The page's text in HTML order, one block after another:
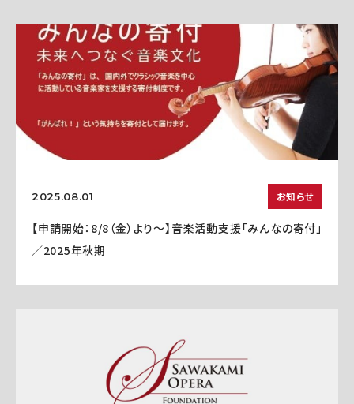
2025.08.01 お知らせ
【申請開始：8/8（金）より～】音楽活動支援「みんなの寄付」
／2025年秋期